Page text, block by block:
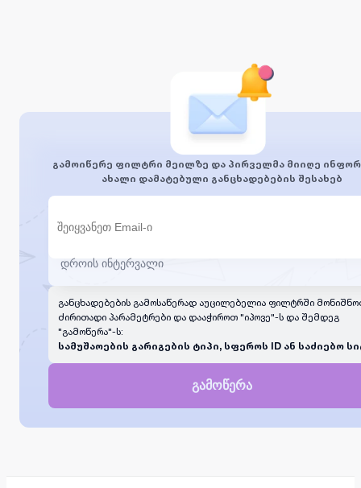
გამოიწერე ფილტრი მეილზე და პირველმა მიიღე
ახალი დამატებული განცხადებების შესახებ
განცხადებების გამოსაწერად აუცილებელია ფილტრში
ძირითადი პარამეტრები და დააჭიროთ "იპოვე"-ს და შემდეგ
"გამოწერა"-ს:
სამუშაოების გარიგების ტიპი, სფეროს ID ან საძიებო
გამოწერა